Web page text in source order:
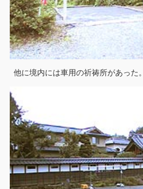
他に境内には車用の祈祷所があった。